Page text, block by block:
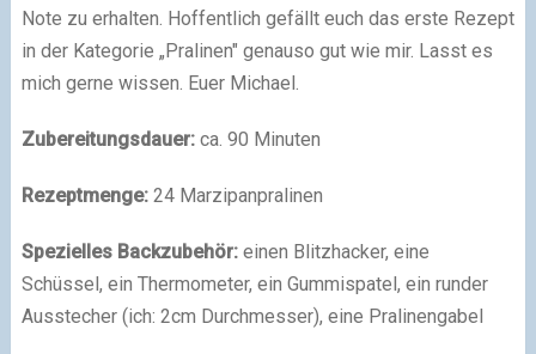
Note zu erhalten. Hoffentlich gefällt euch das erste Rezept
in der Kategorie „Pralinen" genauso gut wie mir. Lasst es
mich gerne wissen. Euer Michael.
Zubereitungsdauer:ca. 90 Minuten
Rezeptmenge: 24 Marzipanpralinen
Spezielles Backzubehör: einen Blitzhacker, eine
Schüssel, ein Thermometer, ein Gummispatel, ein runder
Ausstecher (ich: 2cm Durchmesser), eine Pralinengabel